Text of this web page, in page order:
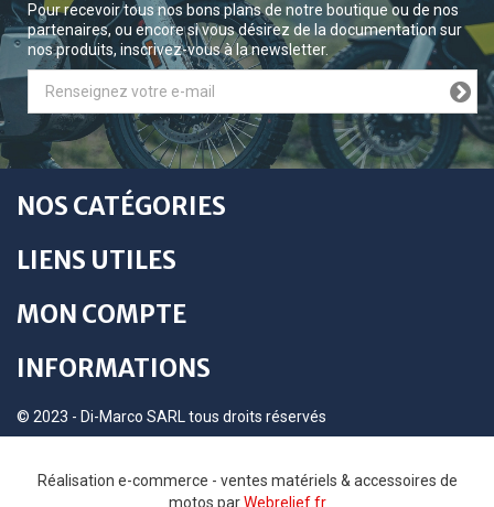
Pour recevoir tous nos bons plans de notre boutique ou de nos
partenaires, ou encore si vous désirez de la documentation sur
nos produits, inscrivez-vous à la newsletter.
NOS CATÉGORIES
LIENS UTILES
MON COMPTE
INFORMATIONS
© 2023 - Di-Marco SARL tous droits réservés
Réalisation e-commerce - ventes matériels & accessoires de
motos parWebrelief.fr